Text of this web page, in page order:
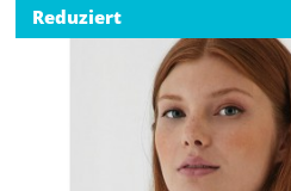
Reduziert